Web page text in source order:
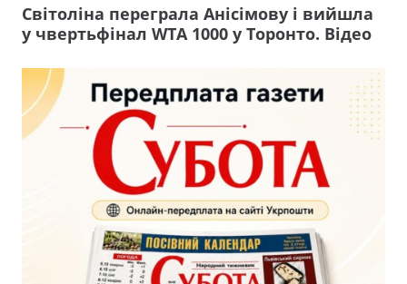
Світоліна переграла Анісімову і вийшла
у чвертьфінал WTA 1000 у Торонто. Відео